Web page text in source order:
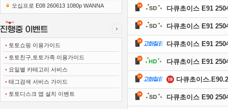
오십프로 E08 260613 1080p WANNA
• 토토쇼핑 이용가이드
• 토토친구,토토가족 이용가이드
• 요일별 카테고리 서비스
• 태그검색 서비스 가이드
• 토토디스크 앱 설치 이벤트
다큐초이스 E91
다큐초이스 E91
다큐초이스 E91
다큐초이스 E91
다큐초이스
다큐초이스 E90